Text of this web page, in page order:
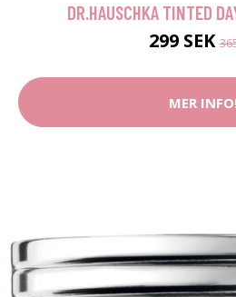
DR.HAUSCHKA TINTED
299 SEK
MER